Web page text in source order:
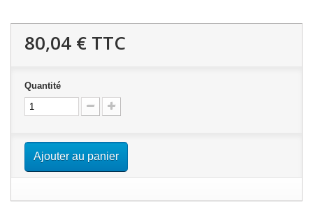
80,04 € TTC
Quantité
Ajouter au panier